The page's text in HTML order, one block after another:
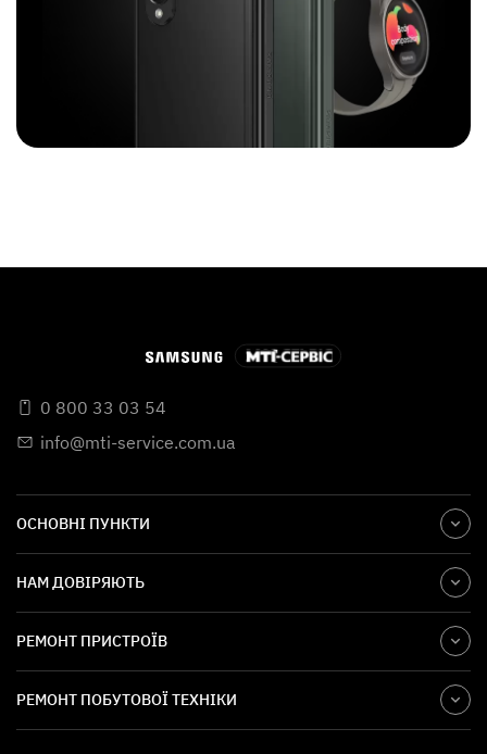
0 800 33 03 54
info@mti-service.com.ua
ОСНОВНІ ПУНКТИ
НАМ ДОВІРЯЮТЬ
РЕМОНТ ПРИСТРОЇВ
РЕМОНТ ПОБУТОВОЇ ТЕХНІКИ